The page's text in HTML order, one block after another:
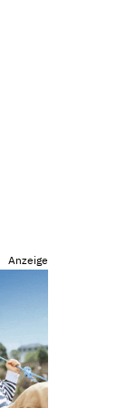
Anzeige